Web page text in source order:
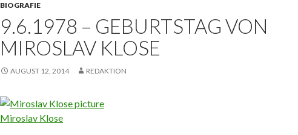
BIOGRAFIE
9.6.1978 – GEBURTSTAG VON
MIROSLAV KLOSE
AUGUST 12, 2014 REDAKTION
Miroslav Klose